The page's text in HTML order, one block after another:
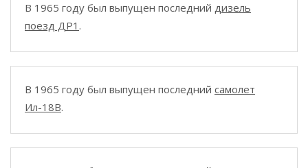
В 1965 году был выпущен последний дизель
поезд ДР1 .
В 1965 году был выпущен последний самолет
Ил-18В.